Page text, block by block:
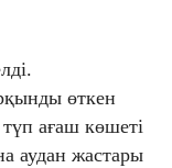
өткен
ағаш көшеті
аудан жастары